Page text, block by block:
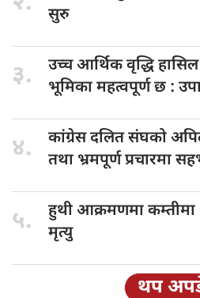
सुरु
३. उच्च आर्थिकवृद्धि हासिल
भूमिका महत्वपूर्ण छ :
४. कांग्रेस दलितसंघको
तथा भ्रमपूर्ण प्रचारमा
५. हुथी आक्रमणमा
मृत्यु
थप